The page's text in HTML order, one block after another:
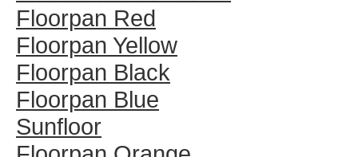
Floorpan Red
Floorpan Yellow
Floorpan Black
Floorpan Blue
Sunfloor